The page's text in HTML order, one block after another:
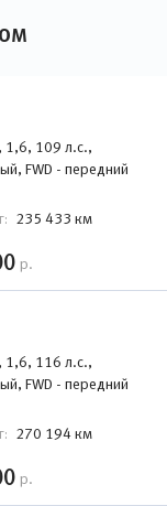
109 л.с.,
FWD - передний
235 433 км
р.
116 л.с.,
FWD - передний
270 194 км
р.